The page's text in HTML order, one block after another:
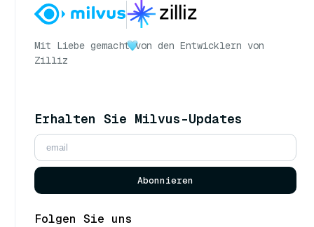
Mit Liebe gemacht von den Entwicklern von
Zilliz
Erhalten Sie Milvus-Updates
Abonnieren
Folgen Sie uns